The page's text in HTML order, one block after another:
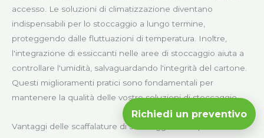
accesso. Le soluzioni di climatizzazione diventano
indispensabili per lo stoccaggio a lungo termine,
proteggendo dalle fluttuazioni di temperatura. Inoltre,
l'integrazione di essiccanti nelle aree di stoccaggio aiuta a
controllare l'umidità, salvaguardando l'integrità del cartone.
Questi miglioramenti pratici sono fondamentali per
mantenere la qualità delle vostre soluzioni di stoccaggio.
Vantaggi delle scaffalature di stoccaggio e dei pallet
Richiedi un preventivo